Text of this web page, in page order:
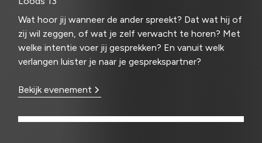
Wat hoor jij wanneer de ander spreekt? Dat wat hij of
zij wil zeggen, of wat je zelf verwacht te horen? Met
welke intentie voer jij gesprekken? En vanuit welk
verlangen luister je naar je gesprekspartner?
Bekijk evenement